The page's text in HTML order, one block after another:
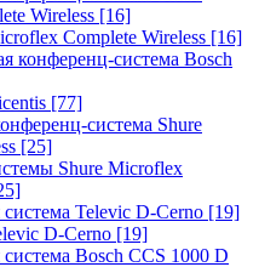
Wireless [16]
Complete Wireless [16]
конференц-система Bosch
[77]
система Shure
[25]
Shure Microflex
Televic D-Cerno [19]
D-Cerno [19]
Bosch CCS 1000 D